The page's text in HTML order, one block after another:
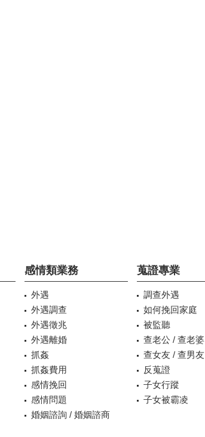
感情類業務
外遇
外遇調查
外遇徵兆
外遇離婚
抓姦
抓姦費用
感情挽回
感情問題
婚姻諮詢 / 婚姻諮商
蒐證專業
調查外遇
如何挽回家庭
被監聽
查老公 / 查老婆
查女友 / 查男友
反蒐證
子女行蹤
子女被霸凌